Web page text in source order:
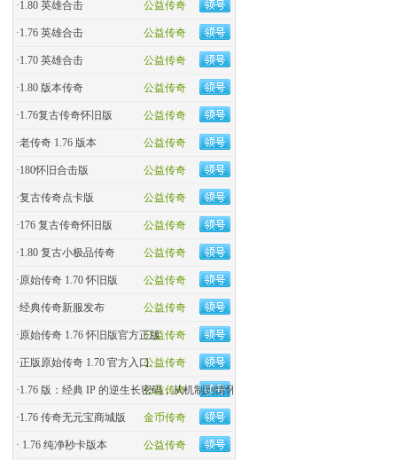
公益传奇
·1.80 英雄合击
公益传奇
·1.76 英雄合击
公益传奇
·1.70 英雄合击
公益传奇
·1.80 版本传奇
公益传奇
·1.76复古传奇怀旧版
公益传奇
·老传奇 1.76 版本
公益传奇
·180怀旧合击版
公益传奇
·复古传奇点卡版
公益传奇
·176 复古传奇怀旧版
公益传奇
·1.80 复古小极品传奇
公益传奇
·原始传奇 1.70 怀旧版
公益传奇
·经典传奇新服发布
公益传奇
·原始传奇 1.76 怀旧版官方正版
公益传奇
·正版原始传奇 1.70 官方入口
公益传奇
·1.76 版：经典 IP 的逆生长密码，从机制到情怀的全民�
金币传奇
·1.76 传奇无元宝商城版
公益传奇
· 1.76 纯净秒卡版本